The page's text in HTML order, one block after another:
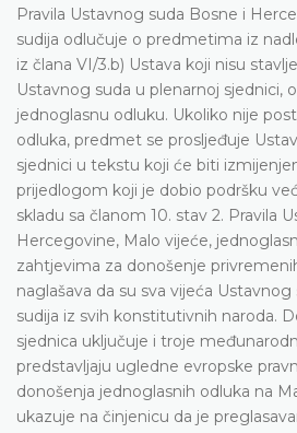
Pravila Ustavnog suda Bosne i
sudija odlučuje o predmetima iz
iz člana VI/3.b) Ustava koji nisu
Ustavnog suda u plenarnoj sjednici,
jednoglasnu odluku. Ukoliko nije
odluka, predmet se prosljeđuje
sjednici u tekstu koji će biti
prijedlogom koji je dobio podršku
skladu sa članom 10. stav 2. Pravila
Hercegovine, Malo vijeće,
zahtjevima za donošenje
naglašava da su sva vijeća
sudija iz svih konstitutivnih naroda.
sjednica uključuje i troje
predstavljaju ugledne evropske
donošenja jednoglasnih odluka na
ukazuje na činjenicu da je